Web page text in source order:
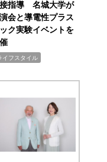
指導 名城大学が
会と導電性プラス
ク実験イベントを
イフスタイル